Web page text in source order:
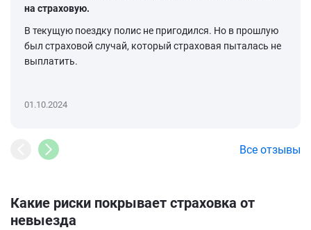
на страховую.
В текущую поездку полис не пригодился. Но в прошлую
был страховой случай, который страховая пыталась не
выплатить.
01.10.2024
Все отзывы
Какие риски покрывает страховка от
невыезда